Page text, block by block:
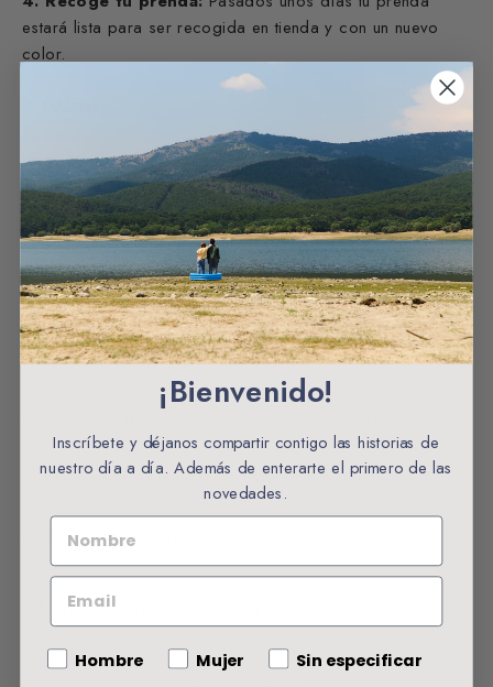
estará lista para ser recogida en tienda y con un nuevo
color.
El proceso de tintado debe realizarse sobre prendas
de color claro.
Sólo se aceptan prendas confeccionadas con tejidos
de origen natural o en su defecto con % de fibra
sintética bajos.
El color final puede variar según el tejido y el color
original de la prenda.
CUIDADO DEL PRODUCTO DESPUÉS DEL TINTADO
MÁS INFORMACIÓN
EL PAGO DEL SERVICIO SE REALIZA EN TIENDA.
¡Bienvenido!
Inscríbete y déjanos compartir contigo las historias de
nuestro día a día. Además de enterarte el primero de las
novedades.
NOMBRE
EMAIL
Gender
Hombre Mujer Sin especificar